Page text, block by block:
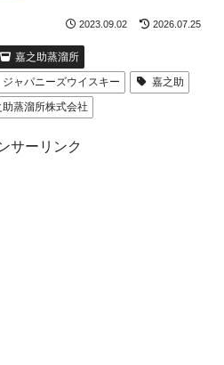
2023.09.02 2026.07.25
嘉之助蒸溜所
ジャパニーズウイスキー
嘉之助
蒸溜所株式会社
サーリンク